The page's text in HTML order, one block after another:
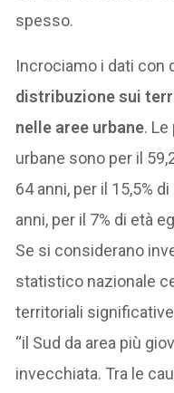
spesso.
Incrociamo i dati con
distribuzione sui
nelle aree urbane.
urbane sono per il
64 anni, per il 15,5%
anni, per il 7% di età
Se si considerano
statistico nazionale
territoriali
“il Sud da area più
invecchiata. Tra le